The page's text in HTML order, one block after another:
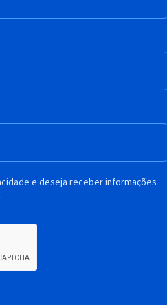
e deseja receber informações